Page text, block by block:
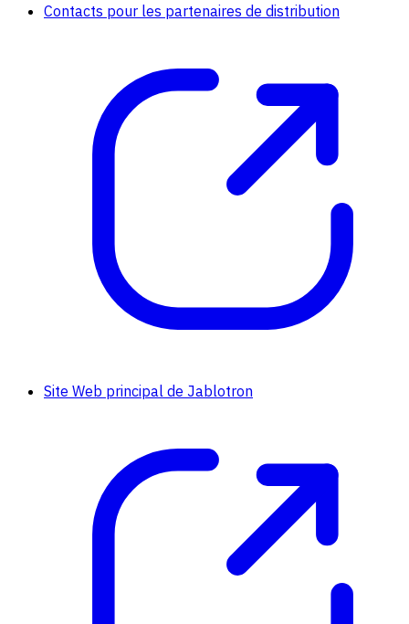
Contacts pour les partenaires de distribution
Site Web principal de Jablotron